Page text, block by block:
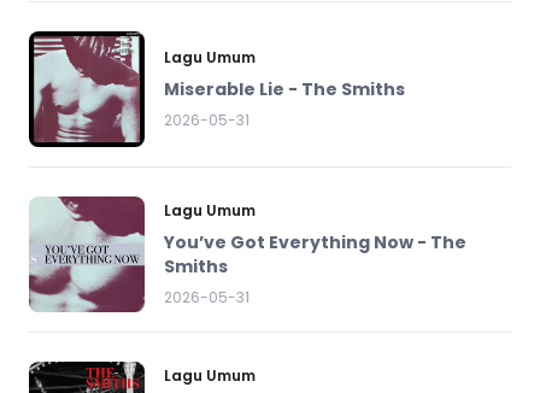
Lagu Umum
Miserable Lie - The Smiths
2026-05-31
Lagu Umum
You’ve Got Everything Now - The
Smiths
2026-05-31
Lagu Umum